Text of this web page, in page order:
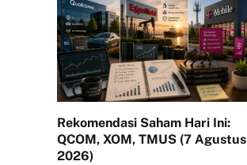
Rekomendasi Saham Hari Ini:
QCOM, XOM, TMUS (7 Agustus
2026)